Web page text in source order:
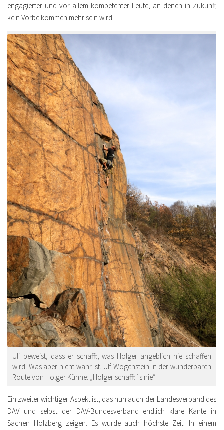
engagierter und vor allem kompetenter Leute, an denen in Zukunft
kein Vorbeikommen mehr sein wird.
Ulf beweist, dass er schafft, was Holger angeblich nie schaffen
wird. Was aber nicht wahr ist. Ulf Wogenstein in der wunderbaren
Route von Holger Kühne: „Holger schafft´s nie“.
Ein zweiter wichtiger Aspekt ist, das nun auch der Landesverband des
DAV und selbst der DAV-Bundesverband endlich klare Kante in
Sachen Holzberg zeigen. Es wurde auch höchste Zeit. In einem